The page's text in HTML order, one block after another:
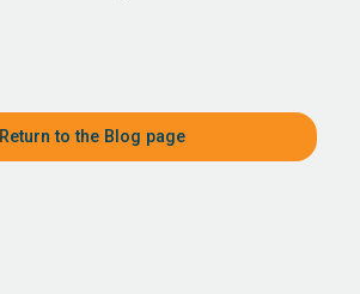
Return to the Blog page